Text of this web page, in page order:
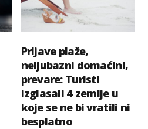
Prljave plaže,
neljubazni domaćini,
prevare: Turisti
izglasali 4 zemlje u
koje se ne bi vratili ni
besplatno